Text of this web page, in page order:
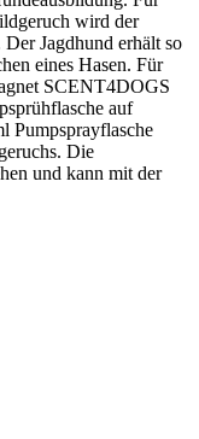
wird der
Jagdhund erhält so
eines Hasen. Für
SCENT4DOGS
auf
Pumpsprayflasche
Die
und kann mit der